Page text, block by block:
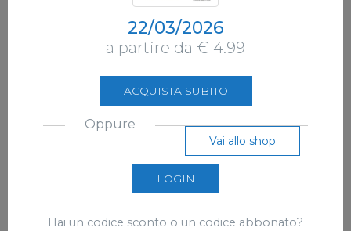
22/03/2026
a partire da € 4.99
ACQUISTA SUBITO
Oppure
Vai allo shop
LOGIN
Hai un codice sconto o un codice abbonato?